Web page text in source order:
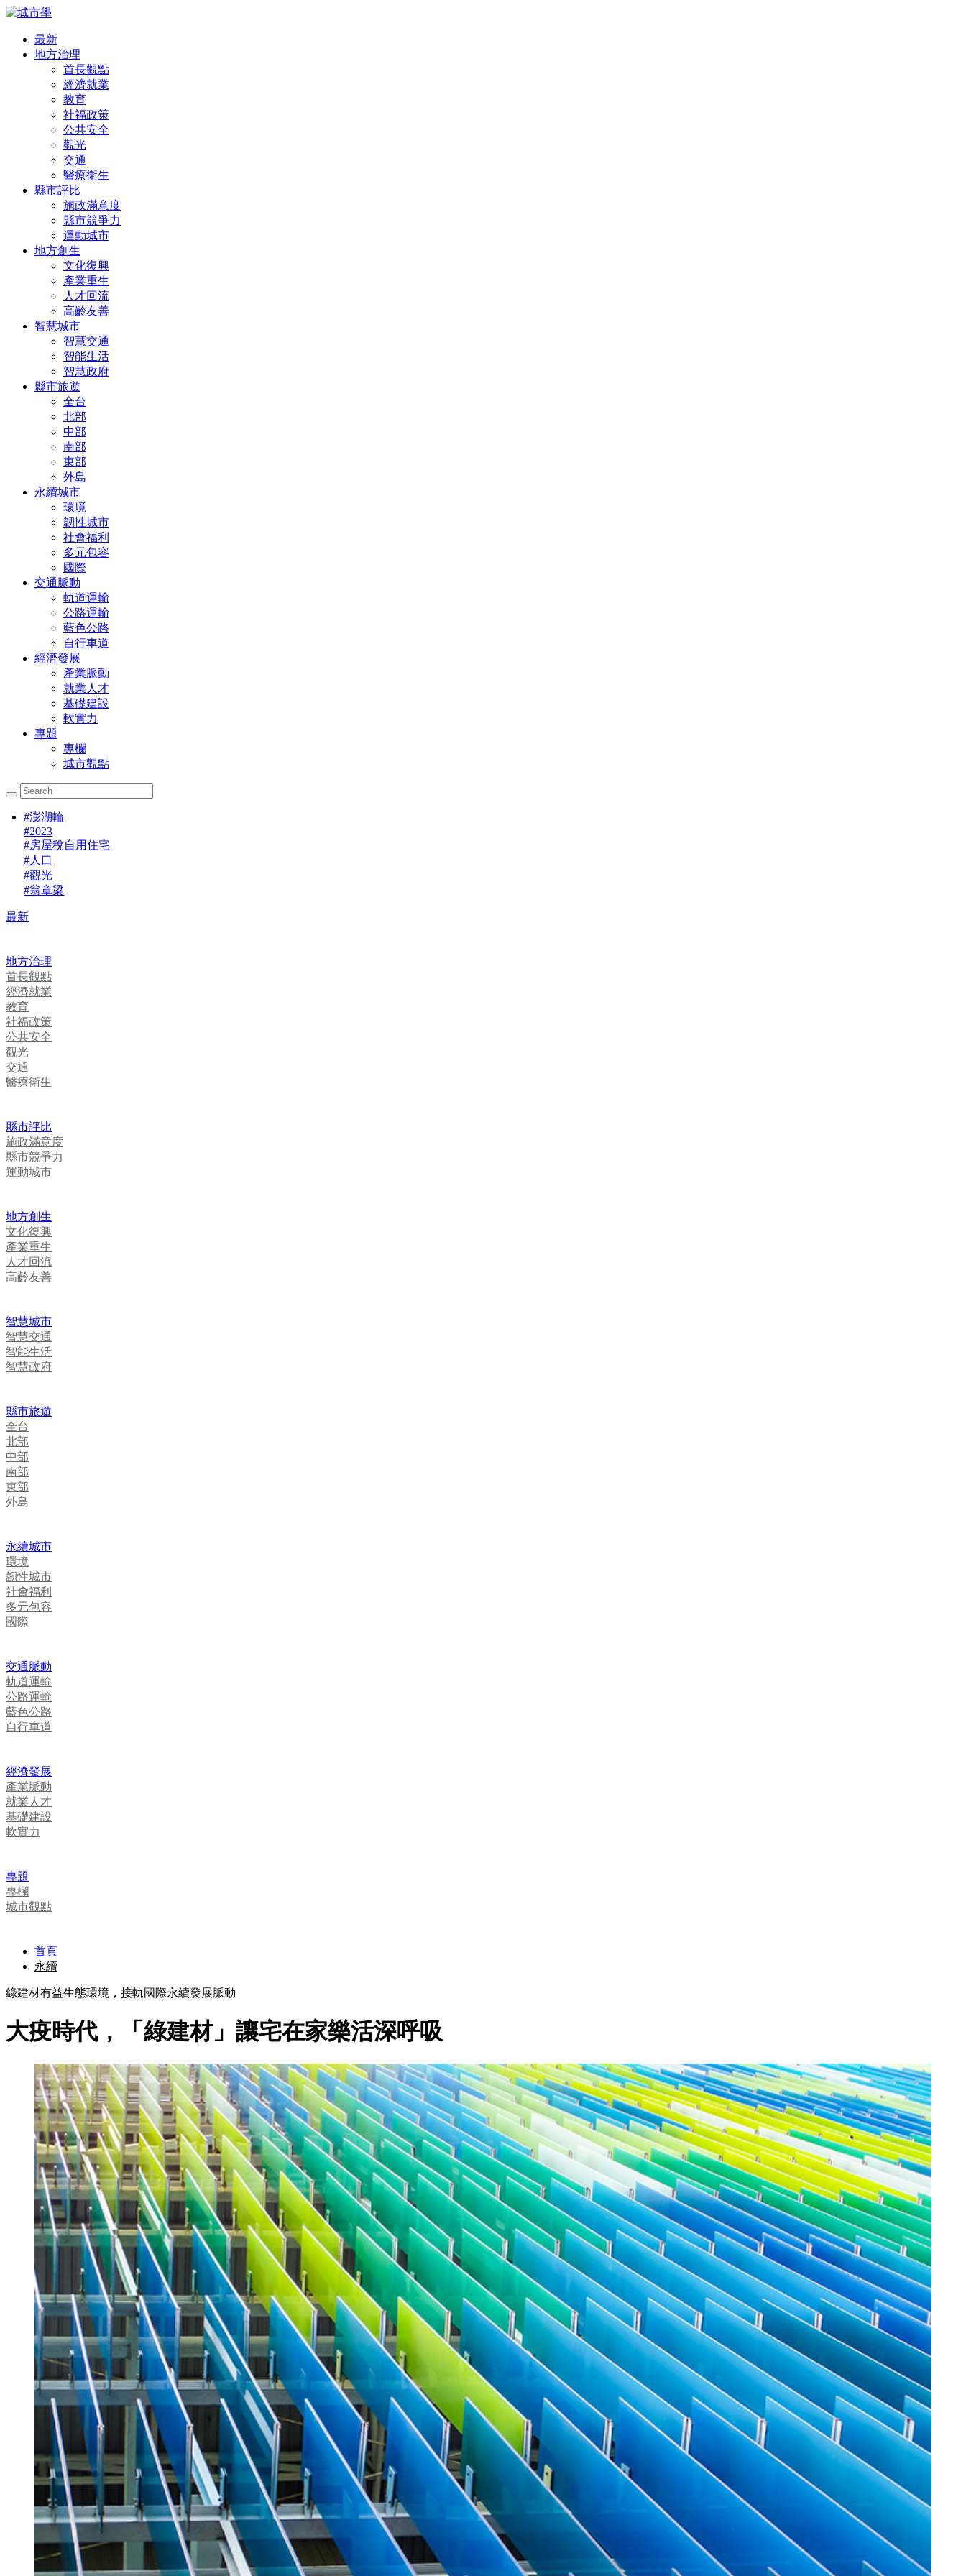
最新
地方治理
首長觀點
經濟就業
教育
社福政策
公共安全
觀光
交通
醫療衛生
縣市評比
施政滿意度
縣市競爭力
運動城市
地方創生
文化復興
產業重生
人才回流
高齡友善
智慧城市
智慧交通
智能生活
智慧政府
縣市旅遊
全台
北部
中部
南部
東部
外島
永續城市
環境
韌性城市
社會福利
多元包容
國際
交通脈動
軌道運輸
公路運輸
藍色公路
自行車道
經濟發展
產業脈動
就業人才
基礎建設
軟實力
專題
專欄
城市觀點
#澎湖輪
#2023
#房屋稅自用住宅
#人口
#觀光
#翁章梁
最新
地方治理
首長觀點
經濟就業
教育
社福政策
公共安全
觀光
交通
醫療衛生
縣市評比
施政滿意度
縣市競爭力
運動城市
地方創生
文化復興
產業重生
人才回流
高齡友善
智慧城市
智慧交通
智能生活
智慧政府
縣市旅遊
全台
北部
中部
南部
東部
外島
永續城市
環境
韌性城市
社會福利
多元包容
國際
交通脈動
軌道運輸
公路運輸
藍色公路
自行車道
經濟發展
產業脈動
就業人才
基礎建設
軟實力
專題
專欄
城市觀點
首頁
永續
綠建材有益生態環境，接軌國際永續發展脈動
大疫時代，「綠建材」讓宅在家樂活深呼吸